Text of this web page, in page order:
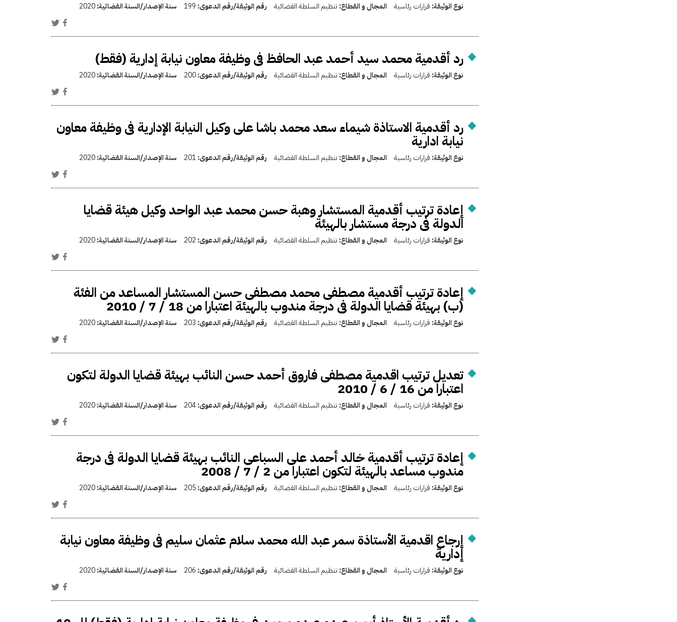
نوع الوثيقة: قرارات رئاسية المجال و القطاع: تنظيم السلطة القضائية رقم الوثيقة/رقم الدعوى: 199 سنة الإصدار/السنة القضائية:2020
رد أقدمية محمد سيد أحمد عبد الحافظ فى وظيفة معاون نيابة إدارية (فقط)
نوع الوثيقة: قرارات رئاسية المجال و القطاع: تنظيم السلطة القضائية رقم الوثيقة/رقم الدعوى:200 سنة الإصدار/السنة القضائية:2020
رد أقدمية الاستاذة شيماء سعد محمد باشا على وكيل النيابة الإدارية فى وظيفة معاون
نيابة ادارية
نوع الوثيقة: قرارات رئاسية المجال و القطاع: تنظيم السلطة القضائية رقم الوثيقة/رقم الدعوى: 201 سنة الإصدار/السنة القضائية:2020
إعادة ترتيب أقدمية المستشار وهبة حسن محمد عبد الواحد وكيل هيئة قضايا
الدولة فى درجة مستشار بالهيئة
نوع الوثيقة: قرارات رئاسية المجال و القطاع: تنظيم السلطة القضائية رقم الوثيقة/رقم الدعوى: 202 سنة الإصدار/السنة القضائية:2020
إعادة ترتيب أقدمية مصطفى محمد مصطفى حسن المستشار المساعد من الفئة
(ب) بهيئة قضايا الدولة فى درجة مندوب بالهيئة اعتبارا من 18 / 7 / 2010
نوع الوثيقة: قرارات رئاسية المجال و القطاع: تنظيم السلطة القضائية رقم الوثيقة/رقم الدعوى: 203 سنة الإصدار/السنة القضائية:2020
تعديل ترتيب اقدمية مصطفى فاروق أحمد حسن النائب بهيئة قضايا الدولة لتكون
اعتبارا من 16 / 6 / 2010
نوع الوثيقة: قرارات رئاسية المجال و القطاع: تنظيم السلطة القضائية رقم الوثيقة/رقم الدعوى:204 سنة الإصدار/السنة القضائية:2020
إعادة ترتيب أقدمية خالد أحمد على السباعى النائب بهيئة قضايا الدولة فى درجة
مندوب مساعد بالهيئة لتكون اعتبارا من 2 / 7 / 2008
نوع الوثيقة: قرارات رئاسية المجال و القطاع: تنظيم السلطة القضائية رقم الوثيقة/رقم الدعوى:205 سنة الإصدار/السنة القضائية:2020
إرجاع اقدمية الأستاذة سمر عبد الله محمد سلام عثمان سليم فى وظيفة معاون نيابة
إدارية
نوع الوثيقة: قرارات رئاسية المجال و القطاع: تنظيم السلطة القضائية رقم الوثيقة/رقم الدعوى: 206 سنة الإصدار/السنة القضائية:2020